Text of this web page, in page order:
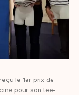
le 1er prix de
pour son tee-